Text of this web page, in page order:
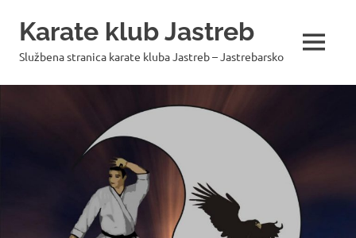
Karate klub Jastreb
Službena stranica karate kluba Jastreb – Jastrebarsko MENU